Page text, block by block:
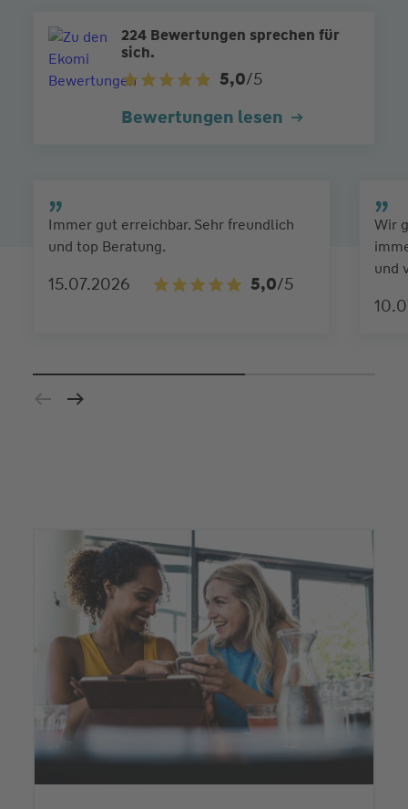
224 Bewertungen sprechen für
sich.
5,0/5
Bewertungen lesen
Immer gut erreichbar. Sehr freundlich
und top Beratung.
15.07.2026 5,0/5
Wir
und